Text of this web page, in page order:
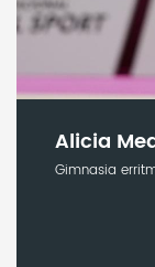
Alicia
Gimnasia